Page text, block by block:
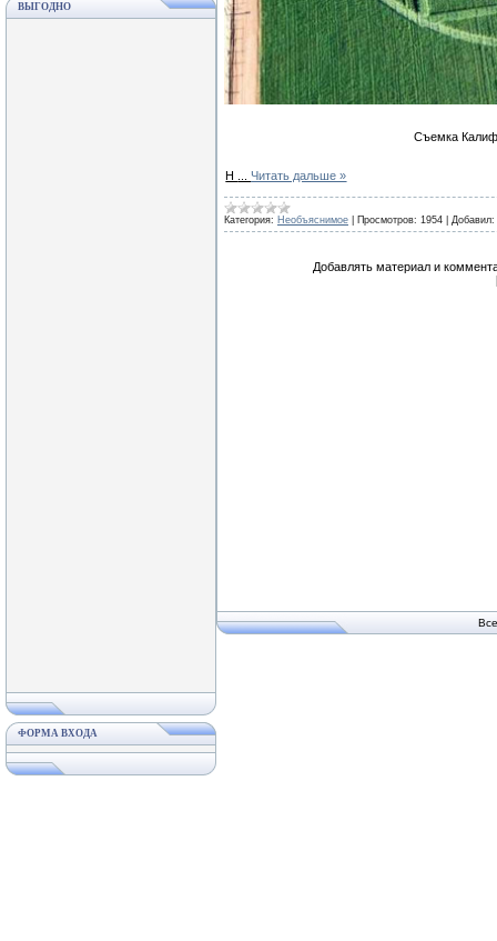
ВЫГОДНО
ФОРМА ВХОДА
Съемка
Н ...Читать дальше »
Категория: Необъяснимое Просмотров: 1954 Добавил:
Добавлять материал и